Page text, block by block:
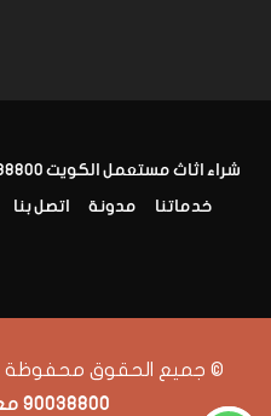
شراء اثاث مستعمل الكويت 90038800 معرض الزهراء
خدماتنا مدونة اتصل بنا
© جميع الحقوق محفوظة
90038800 معرض الزهراء